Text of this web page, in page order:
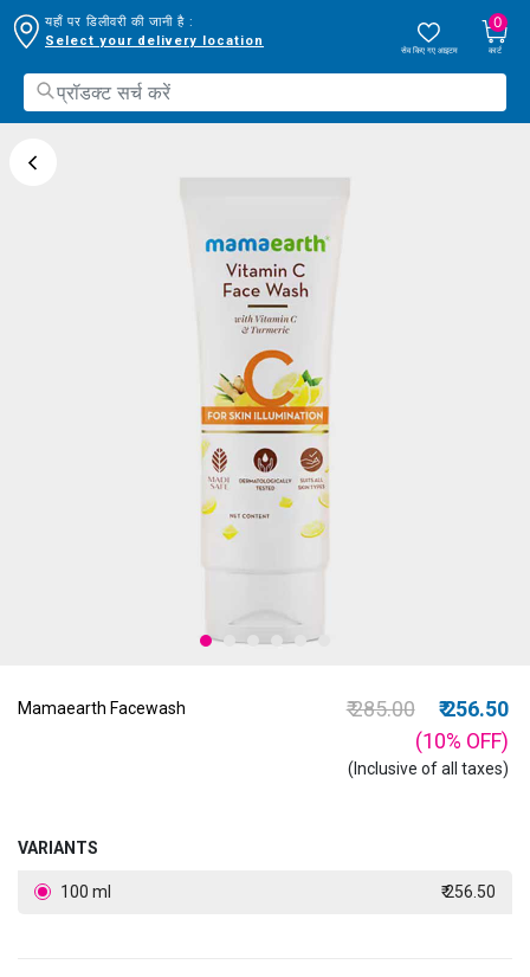
यहाँ पर डिलीवरी की जानी है :
Select your delivery location
सेव किए गए आइटम
0
कार्ट
Mamaearth Facewash Price reduced from
₹ 285.00to
₹ 256.50
(10% OFF)
(Inclusive of all taxes)
VARIANTS
100 ml ₹ 256.50